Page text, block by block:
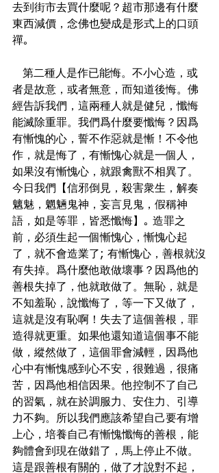
去到街市去買什麼呢？超市那邊有什麼
東西減價，念佛也變成是形式上的口頭
禪｡
第二種人是作已能悔。不小心造，或
者是故意，或者無意，而知道後悔。佛
經告訴我們，這兩種人就是健兒，懺悔
能滅除重罪。我們爲什麼要懺悔？因爲
有慚愧的心，誓不作惡就是慚！不令他
作，就是悔了，有慚愧心就是一個人，
如果沒有慚愧心，就跟禽獸不相異了。
今日我們【信邪倒見，殺害衆生，解奏
魑魅，魍魎鬼神，妄言見鬼，假稱神
語，如是等罪，皆悉懺悔】｡ 造罪之
前，必須生起一個慚愧心，慚愧心起
了，就不會造業了; 有慚愧心，善根就沒
有失掉。爲什麼他敢做壞事？因爲他的
善根失掉了，他就敢做了。無恥，就是
不知羞恥，說懺悔了，等一下又做了，
這就是沒有恥啊！失去了這個善根，罪
造得就更重。如果他還知道這個事不能
做，縱然做了，這個罪會減輕，因爲他
心中有慚愧感到心不安，很難過，很痛
苦，因爲他相信因果。他控制不了自己
的習氣，就在於調服力、安住力、引導
力不夠。所以我們應該希望自己要有增
上心，培養自己有慚愧懺悔的善根，能
夠體會到現在做錯了，馬上停止不做。
這是跟善根有關的，做了才說對不起，